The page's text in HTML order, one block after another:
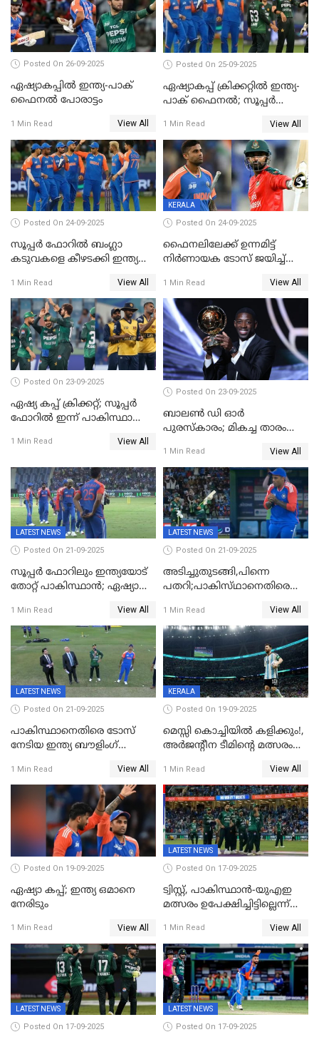
Posted On 26-09-2025
ഏഷ്യാകപ്പില്‍ ഇന്ത്യ-പാക്
ഫൈനല്‍ പോരാട്ടം
1 Min Read View All
Posted On 25-09-2025
ഏഷ്യാകപ്പ് ക്രിക്കറ്റിൽ ഇന്ത്യ-
പാക് ഫൈനല്‍; സൂപ്പർ
തോൽപിച്ച് പാകിസ്ഥാൻ
1 Min Read View All
Posted On 24-09-2025
സൂപ്പർ ഫോറിൽ ബംഗ്ലാ
കടുവകളെ കീഴടക്കി ഇന്ത്യ
1 Min Read View All
KERALA
Posted On 24-09-2025
ഫൈനലിലേക്ക് ഉന്നമിട്ട്
നിര്‍ണായക ടോസ് ജയിച്ച്
ഇന്ത്യയ്ക്ക് ബാറ്റിംഗ്
1 Min Read View All
Posted On 23-09-2025
ഏഷ്യ കപ്പ് ക്രിക്കറ്റ്; സൂപ്പര്‍
ഫോറിൽ ഇന്ന് പാകിസ്ഥാനും
1 Min Read View All
Posted On 23-09-2025
ബാലണ്‍ ഡി ഓര്‍
പുരസ്‌കാരം; മികച്ച താരം
1 Min Read View All
LATEST NEWS
Posted On 21-09-2025
സൂപ്പർ ഫോറിലും ഇന്ത്യയോട്
തോറ്റ് പാകിസ്ഥാൻ; ഏഷ്യാ
ഇന്ത്യ, അഭിഷേക് ശർമ്മയ്ക്ക്
അർദ്ധ സെഞ്ച്വറി
1 Min Read View All
LATEST NEWS
Posted On 21-09-2025
അടിച്ചുതുടങ്ങി,പിന്നെ
പതറി;പാകിസ്‌ഥാനെതിരെ
വിജയലക്ഷ്യം
1 Min Read View All
LATEST NEWS
Posted On 21-09-2025
പാകിസ്ഥാനെതിരെ ടോസ്
നേടിയ ഇന്ത്യ ബൗളിംഗ്
1 Min Read View All
KERALA
Posted On 19-09-2025
മെസ്സി കൊച്ചിയിൽ കളിക്കും!,
അർജന്റീന ടീമിന്റെ മത്സരം
നടത്താൻ ആലോചന
1 Min Read View All
Posted On 19-09-2025
ഏഷ്യാ കപ്പ്; ഇന്ത്യ ഒമാനെ
നേരിടും
1 Min Read View All
LATEST NEWS
Posted On 17-09-2025
ട്വിസ്റ്റ്, പാകിസ്ഥാൻ-യുഎഇ
മത്സരം ഉപേക്ഷിച്ചിട്ടില്ലെന്ന്
വൈകും; പാക് ടീം ഹോട്ടലിൽ
നിന്ന് ഇറങ്ങിയതായി റിപ്പോർട്ട്
1 Min Read View All
LATEST NEWS
Posted On 17-09-2025
LATEST NEWS
Posted On 17-09-2025